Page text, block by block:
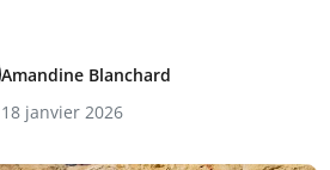
Amandine Blanchard
18 janvier 2026